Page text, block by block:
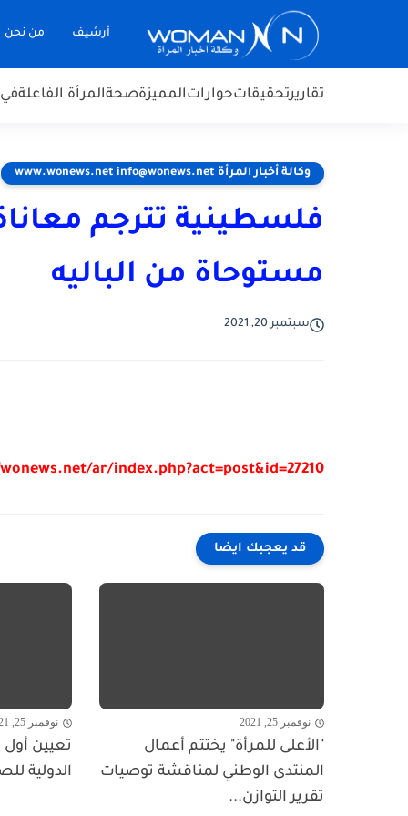
أرشيف من نحن
تقاريرتحقيقاتحواراتالمميزةصحةالمرأة الفاعلة
وكالة أخبار المرأة www.wonews.net info@wonews.net
فلسطينية تترجم
مستوحاة من الباليه
سبتمبر 20, 2021
ar/index.php?act=post&id=27210
قد يعجبك ايضا
نوفمبر 25, 2021
"الأعلى للمرأة" يختتم أعمال
المنتدى الوطني لمناقشة توصيات
تقرير التوازن...
نوفمبر 25, 2021
تعيين أول
الدولية